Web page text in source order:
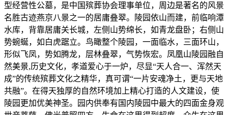
型经营性公墓，是中国殡葬协会理事单位，周边是著名的风景
名胜古迹燕京八景之一的居庸叠翠。陵园依山而建，前临响潭
水库，背靠居庸关长城，左侧山势绵长，如青龙盘卧；右侧山
势蜿蜒，如白虎踞立。鸟瞰整个陵园，一面临水，三面环山，
形似飞凤，势如腾龙，层林叠翠，气势恢宏。凤凰山陵园融自
然美景,历史文化，孝道爱心于一炉，尽显“天人合一、浑然天
成”的传统殡葬文化之精华，真可谓“一片安魂净土，更与天地
共融”。在得天独厚的自然环境加上精心打造的人文建设，使
陵园更加优美神圣。园内供奉有国内陵园中最大的四面金身观